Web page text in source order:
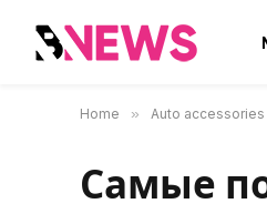
Home » Auto accessories
Самые